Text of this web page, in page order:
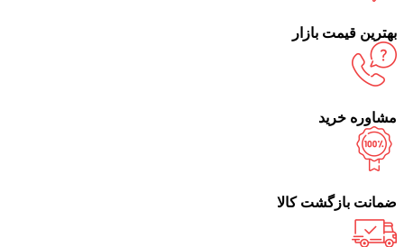
بهترین قیمت بازار
مشاوره خرید
ضمانت بازگشت کالا